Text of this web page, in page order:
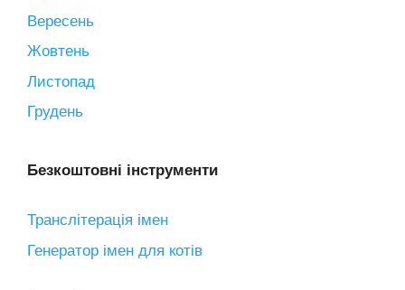
Вересень
Жовтень
Листопад
Грудень
Безкоштовні інструменти
Транслітерація імен
Генератор імен для котів